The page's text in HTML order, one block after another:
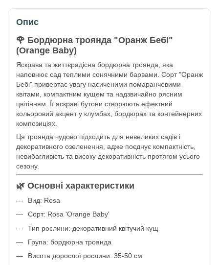
Опис
🌹 Бордюрна троянда "Оранж Бебі"
(Orange Baby)
Яскрава та життєрадісна бордюрна троянда, яка
наповнює сад теплими сонячними барвами. Сорт "Оранж
Бебі" привертає увагу насиченими помаранчевими
квітами, компактним кущем та надзвичайно рясним
цвітінням. Її яскраві бутони створюють ефектний
кольоровий акцент у клумбах, бордюрах та контейнерних
композиціях.
Ця троянда чудово підходить для невеликих садів і
декоративного озеленення, адже поєднує компактність,
невибагливість та високу декоративність протягом усього
сезону.
🌿 Основні характеристики
Вид: Rosa
Сорт: Rosa 'Orange Baby'
Тип рослини: декоративний квітучий кущ
Група: бордюрна троянда
Висота дорослої рослини: 35-50 см